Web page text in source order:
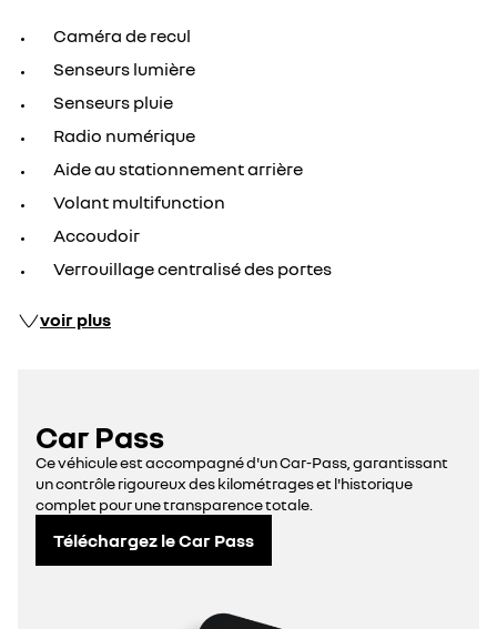
Caméra de recul
Senseurs lumière
Senseurs pluie
Radio numérique
Aide au stationnement arrière
Volant multifunction
Accoudoir
Verrouillage centralisé des portes
voir plus
Car Pass
Ce véhicule est accompagné d'un Car-Pass, garantissant
un contrôle rigoureux des kilométrages et l'historique
complet pour une transparence totale.
Téléchargez le Car Pass